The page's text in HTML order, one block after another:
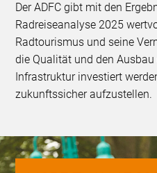
Der ADFC gibt mit den
Radreiseanalyse 2025
Radtourismus und seine
die Qualität und den
Infrastruktur investiert
zukunftssicher aufzustellen.